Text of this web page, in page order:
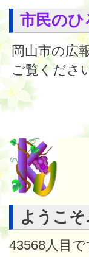
市民のひ
岡山市の
ご覧くださ
ようこそ
43568人目で